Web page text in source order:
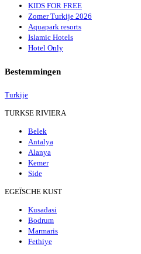
KIDS FOR FREE
Zomer Turkije 2026
Aquapark resorts
Islamic Hotels
Hotel Only
Bestemmingen
Turkije
TURKSE RIVIERA
Belek
Antalya
Alanya
Kemer
Side
EGEÏSCHE KUST
Kusadasi
Bodrum
Marmaris
Fethiye